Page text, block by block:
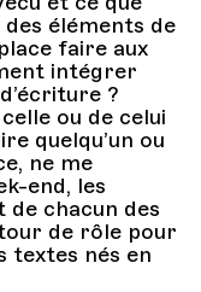
éléments de
faire aux
intégrer
?
ou de celui
quelqu’un ou
ne me
end, les
de chacun des
de rôle pour
textes nés en